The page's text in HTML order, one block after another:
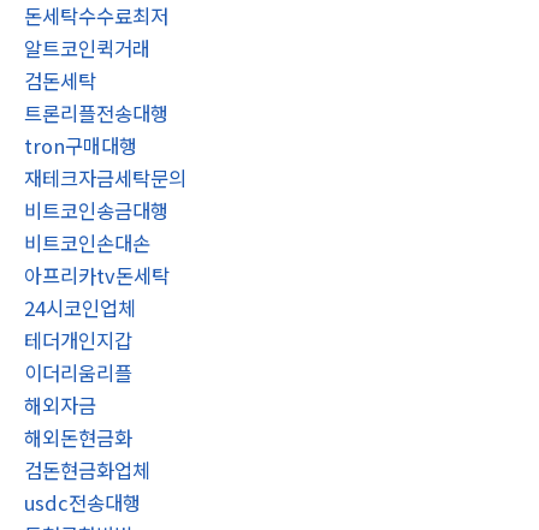
돈세탁수수료최저
알트코인퀵거래
검돈세탁
트론리플전송대행
tron구매대행
재테크자금세탁문의
비트코인송금대행
비트코인손대손
아프리카tv돈세탁
24시코인업체
테더개인지갑
이더리움리플
해외자금
해외돈현금화
검돈현금화업체
usdc전송대행